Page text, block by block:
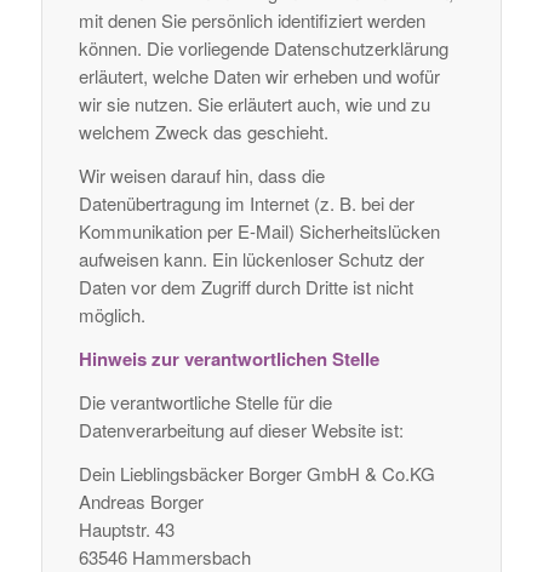
mit denen Sie persönlich identifiziert werden
können. Die vorliegende Datenschutzerklärung
erläutert, welche Daten wir erheben und wofür
wir sie nutzen. Sie erläutert auch, wie und zu
welchem Zweck das geschieht.
Wir weisen darauf hin, dass die
Datenübertragung im Internet (z. B. bei der
Kommunikation per E-Mail) Sicherheitslücken
aufweisen kann. Ein lückenloser Schutz der
Daten vor dem Zugriff durch Dritte ist nicht
möglich.
Hinweis zur verantwortlichen Stelle
Die verantwortliche Stelle für die
Datenverarbeitung auf dieser Website ist:
Dein Lieblingsbäcker Borger GmbH & Co.KG
Andreas Borger
Hauptstr. 43
63546 Hammersbach